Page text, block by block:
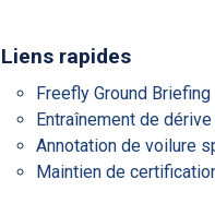
Liens rapides
Freefly Ground Briefing
Entraînement de
Annotation de voilure
Maintien de